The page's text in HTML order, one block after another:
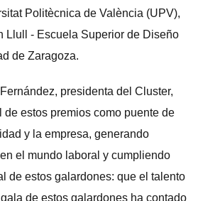
Politècnica de València (UPV),
Llull - Escuela Superior de Diseño
de Zaragoza.
presidenta del Cluster,
de estos premios como puente de
y la empresa, generando
el mundo laboral y cumpliendo
de estos galardones: que el talento
de estos galardones ha contado